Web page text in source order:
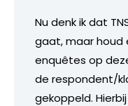
Nu denk ik dat
gaat, maar houd
enquêtes op
de respondent/
gekoppeld.